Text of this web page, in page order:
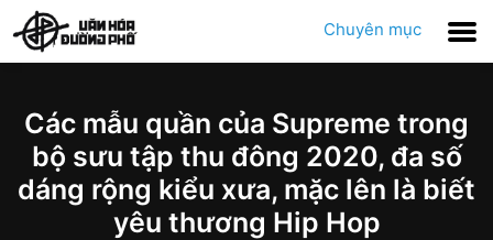
Chuyên mục
Các mẫu quần của Supreme trong
bộ sưu tập thu đông 2020, đa số
dáng rộng kiểu xưa, mặc lên là biết
yêu thương Hip Hop